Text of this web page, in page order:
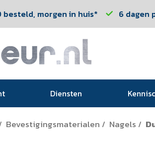
besteld, morgen in huis* 6 dagen
Diensten
Bevestigingsmaterialen / Nagels /